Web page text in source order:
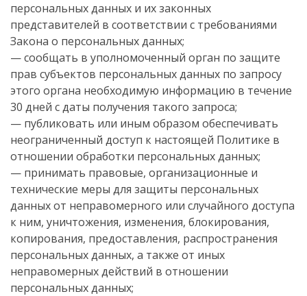
персональных данных и их законных
представителей в соответствии с требованиями
Закона о персональных данных;
— сообщать в уполномоченный орган по защите
прав субъектов персональных данных по запросу
этого органа необходимую информацию в течение
30 дней с даты получения такого запроса;
— публиковать или иным образом обеспечивать
неограниченный доступ к настоящей Политике в
отношении обработки персональных данных;
— принимать правовые, организационные и
технические меры для защиты персональных
данных от неправомерного или случайного доступа
к ним, уничтожения, изменения, блокирования,
копирования, предоставления, распространения
персональных данных, а также от иных
неправомерных действий в отношении
персональных данных;